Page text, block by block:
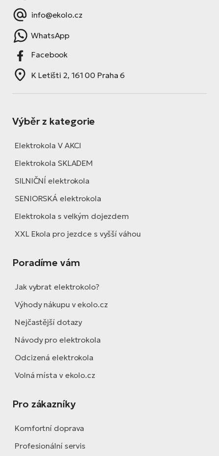
info@ekolo.cz
WhatsApp
Facebook
K Letišti 2, 161 00 Praha 6
Výběr z kategorie
Elektrokola V AKCI
Elektrokola SKLADEM
SILNIČNÍ elektrokola
SENIORSKÁ elektrokola
Elektrokola s velkým dojezdem
XXL Ekola pro jezdce s vyšší váhou
Poradíme vám
Jak vybrat elektrokolo?
Výhody nákupu v ekolo.cz
Nejčastější dotazy
Návody pro elektrokola
Odcizená elektrokola
Volná místa v ekolo.cz
Pro zákazníky
Komfortní doprava
Profesionální servis